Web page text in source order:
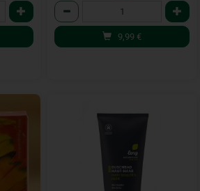
Anzahl
9,99 €